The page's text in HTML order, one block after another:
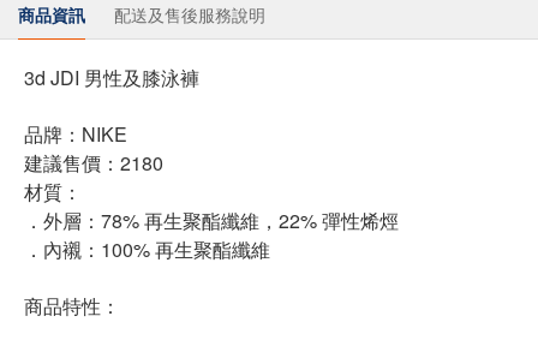
商品資訊 配送及售後服務說明
3d JDI 男性及膝泳褲
品牌：NIKE
建議售價：2180
材質：
．外層：78% 再生聚酯纖維，22% 彈性烯烴
．內襯：100% 再生聚酯纖維
商品特性：